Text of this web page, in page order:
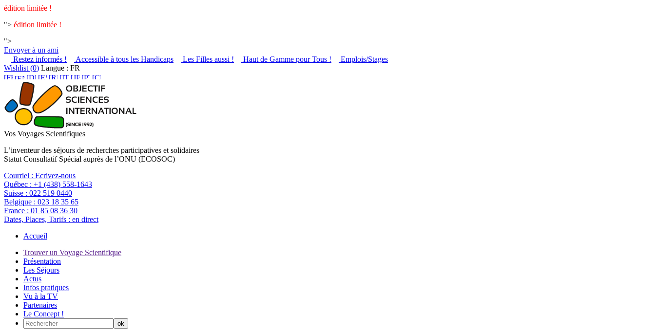
édition limitée !
"> édition limitée !
">
Envoyer à un ami
Restez informés !
Accessible à tous les Handicaps Les Filles aussi ! Haut de Gamme pour Tous !
Emplois/Stages
Wishlist (0) Langue : FR
Vos Voyages Scientifiques
L’inventeur des séjours de recherches participatives et solidaires
Statut Consultatif Spécial auprès de l’ONU (ECOSOC)
Courriel : Ecrivez-nous
Québec : +1 (438) 558-1643
Suisse : 022 519 0440
Belgique : 023 18 35 65
France : 01 85 08 36 30
Dates, Places, Tarifs : en direct
Accueil
Trouver un Voyage Scientifique
Présentation
Les Séjours
Actus
Infos pratiques
Vu à la TV
Partenaires
Le Concept !